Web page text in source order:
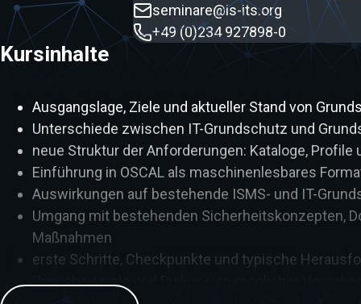
seminare@is-its.org
+49 (0)234 927898-0
Kursinhalte
Ausgangslage, Ziele und aktueller Stand von
Unterschiede zwischen IT-Grundschutz und
neue Struktur der Anforderungen: Kataloge, Profile
Einführung in OSCAL als maschinenlesbares
Auswirkungen auf bestehende ISMS- und IT-
Umgang mit bestehenden Sicherheitskonzepten,
Maßnahmen
erste Schritte, Checkpunkte und typische
Praxisbeispiele und Diskussion möglicher